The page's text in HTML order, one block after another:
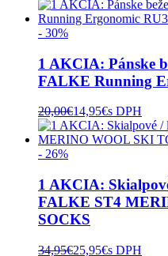
- 30%
1 AKCIA: Pánske
FALKE Running
20,00€14,95€s DPH
- 26%
1 AKCIA:
FALKE ST4
SOCKS
34,95€25,95€s DPH